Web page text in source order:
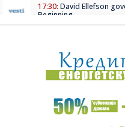
17:30: David Ellefson
Beginning
17:26:Veliki preokret
17:26:Partizanov